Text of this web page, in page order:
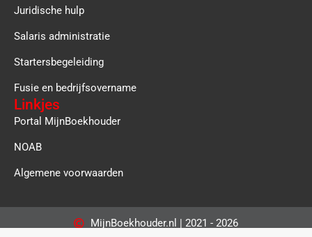
Juridische hulp
Salaris administratie
Startersbegeleiding
Fusie en bedrijfsovername
Linkjes
Portal MijnBoekhouder
NOAB
Algemene voorwaarden
MijnBoekhouder.nl | 2021 - 2026